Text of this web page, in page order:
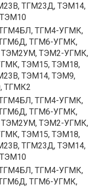
ТГМ23Д, ТЭМ14,
ТГМ4-УГМК,
ТГМ6-УГМК,
ТЭМ2-УГМК,
ТЭМ15, ТЭМ18,
ТЭМ14, ТЭМ9,
ТГМК2
ТГМ4-УГМК,
ТГМ6-УГМК,
ТЭМ2-УГМК,
ТЭМ15, ТЭМ18,
ТГМ23Д, ТЭМ14,
ТГМ4-УГМК,
ТГМ6-УГМК,